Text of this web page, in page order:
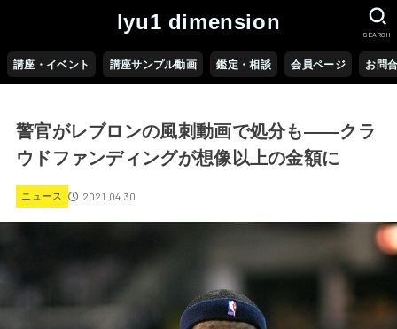
lyu1 dimension
講座・イベント 講座サンプル動画 鑑定・相談 会員ページ お問
SEARCH
警官がレブロンの風刺動画で処分も――クラ
ウドファンディングが想像以上の金額に
ニュース 2021.04.30